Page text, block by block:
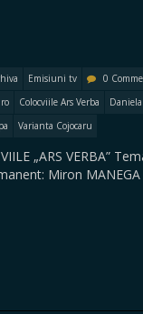
Emisiuni tv 0
Colocviile Ars Verba
Varianta Cojocaru
„ARS VERBA”
Miron